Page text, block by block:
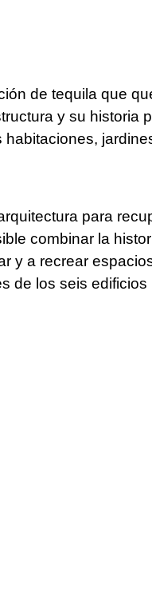
de tequila que
y su historia
para
combinar la
y a recrear
de los seis